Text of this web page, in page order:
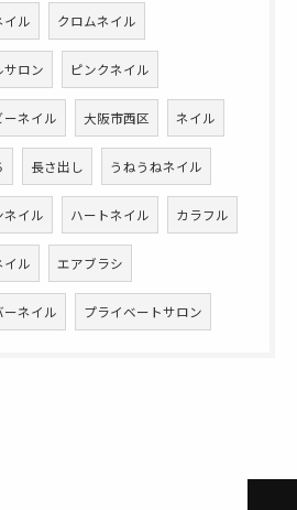
イル クロムネイル
サロン ピンクネイル
ーネイル 大阪市西区 ネイル
長さ出し うねうねネイル
ネイル ハートネイル カラフル
イル エアブラシ
ーネイル プライベートサロン